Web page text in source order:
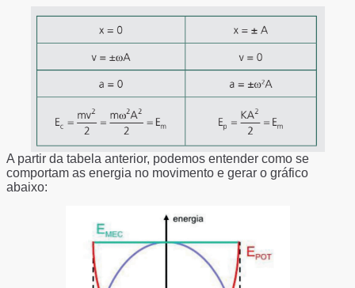
A partir da tabela anterior, podemos entender como se
comportam as energia no movimento e gerar o gráfico
abaixo: